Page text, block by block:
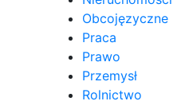
Obcojęzyczne
Praca
Prawo
Przemysł
Rolnictwo